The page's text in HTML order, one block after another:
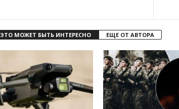
ЭТО МОЖЕТ БЫТЬ ИНТЕРЕСНО ЕЩЕ ОТ АВТОРА